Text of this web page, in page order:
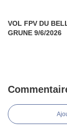
VOL FPV DU
GRUNE 9/6/2026